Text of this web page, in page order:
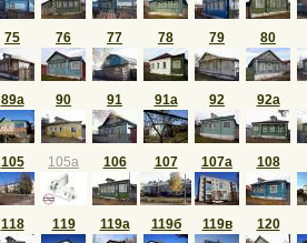
75 76 77 78 79 80
89а 90 91 91а 92 92а
105 105а 106 107 107а 108
118 119 119а 119б 119в 120